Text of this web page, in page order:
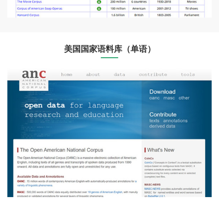
美国国家语料库（单语）